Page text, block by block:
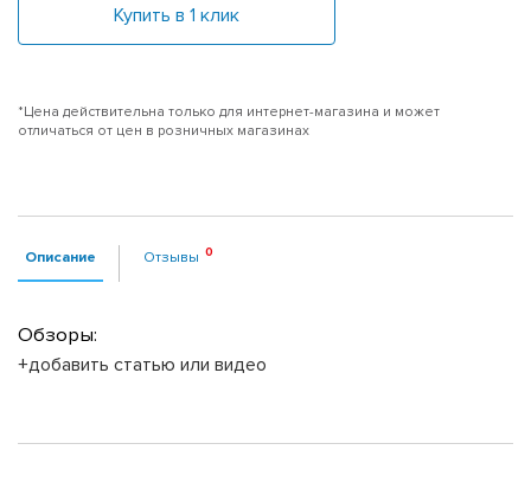
Купить в 1 клик
*Цена действительна только для интернет-магазина и может
отличаться от цен в розничных магазинах
Описание Отзывы
Обзоры:
+добавить статью или видео